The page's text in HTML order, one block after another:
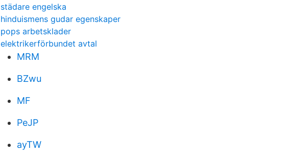
städare engelska
hinduismens gudar egenskaper
pops arbetsklader
elektrikerförbundet avtal
MRM
BZwu
MF
PeJP
ayTW